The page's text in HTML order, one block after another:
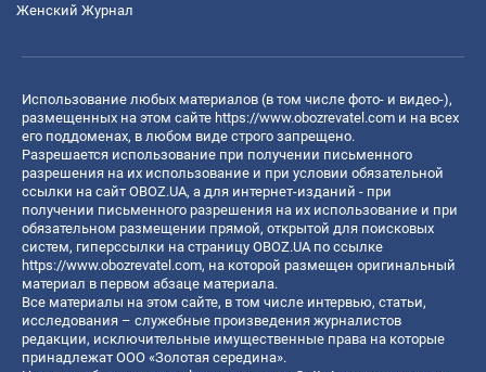
Женский Журнал
Использование любых материалов (в том числе фото- и видео-),
размещенных на этом сайте https://www.obozrevatel.com и на всех
его поддоменах, в любом виде строго запрещено.
Разрешается использование при получении письменного
разрешения на их использование и при условии обязательной
ссылки на сайт OBOZ.UA, а для интернет-изданий - при
получении письменного разрешения на их использование и при
обязательном размещении прямой, открытой для поисковых
систем, гиперссылки на страницу OBOZ.UA по ссылке
https://www.obozrevatel.com, на которой размещен оригинальный
материал в первом абзаце материала.
Все материалы на этом сайте, в том числе интервью, статьи,
исследования – служебные произведения журналистов
редакции, исключительные имущественные права на которые
принадлежат ООО «Золотая середина».